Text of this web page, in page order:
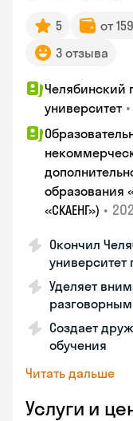
5 от
3 отзыва
Челябинский
университет •
образования
«СКАЕНГ») •
Окончил
университет
Уделяет
Создает
обучения
Читать дальше
Услуги и